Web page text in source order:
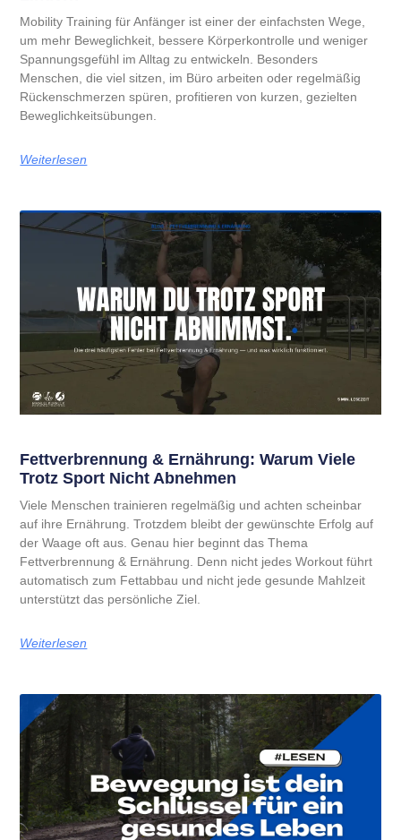
Mobility Training für Anfänger ist einer der einfachsten Wege,
um mehr Beweglichkeit, bessere Körperkontrolle und weniger
Spannungsgefühl im Alltag zu entwickeln. Besonders
Menschen, die viel sitzen, im Büro arbeiten oder regelmäßig
Rückenschmerzen spüren, profitieren von kurzen, gezielten
Beweglichkeitsübungen.
Weiterlesen
Fettverbrennung & Ernährung: Warum Viele
Trotz Sport Nicht Abnehmen
Viele Menschen trainieren regelmäßig und achten scheinbar
auf ihre Ernährung. Trotzdem bleibt der gewünschte Erfolg auf
der Waage oft aus. Genau hier beginnt das Thema
Fettverbrennung & Ernährung. Denn nicht jedes Workout führt
automatisch zum Fettabbau und nicht jede gesunde Mahlzeit
unterstützt das persönliche Ziel.
Weiterlesen